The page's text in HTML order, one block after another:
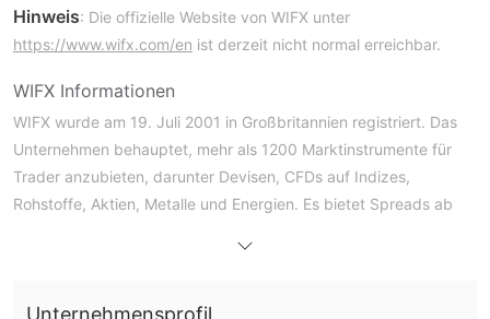
Hinweis: Die offizielle Website von WIFX unter
https://www.wifx.com/en ist derzeit nicht normal erreichbar.
WIFX Informationen
WIFX wurde am 19. Juli 2001 in Großbritannien registriert. Das
Unternehmen behauptet, mehr als 1200 Marktinstrumente für
Trader anzubieten, darunter Devisen, CFDs auf Indizes,
Rohstoffe, Aktien, Metalle und Energien. Es bietet Spreads ab
Der Broker bietet vier Kontotypen an: Micro-Konto und
Unternehmensprofil